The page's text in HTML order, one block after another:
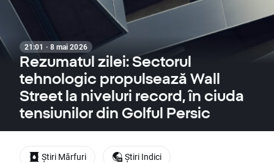
21:01 · 8 mai 2026
Rezumatul zilei: Sectorul
tehnologic propulsează Wall
Street la niveluri record, în ciuda
tensiunilor din Golful Persic
Știri Mărfuri Știri Indici